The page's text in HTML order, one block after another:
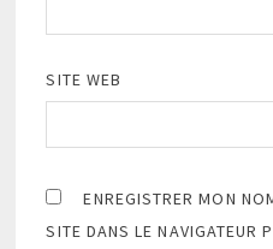
SITE WEB
ENREGISTRER MON
SITE DANS LE NAVIGATEUR